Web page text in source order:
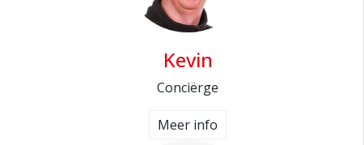
Kevin
Conciërge
Meer info